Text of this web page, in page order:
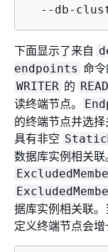
--db-
下面显示了来自
endpoints 命令
WRITER 的
读终端节点。
的终端节点并选
具有非空
数据库实例相关
据库实例相关联
定义终端节点会增